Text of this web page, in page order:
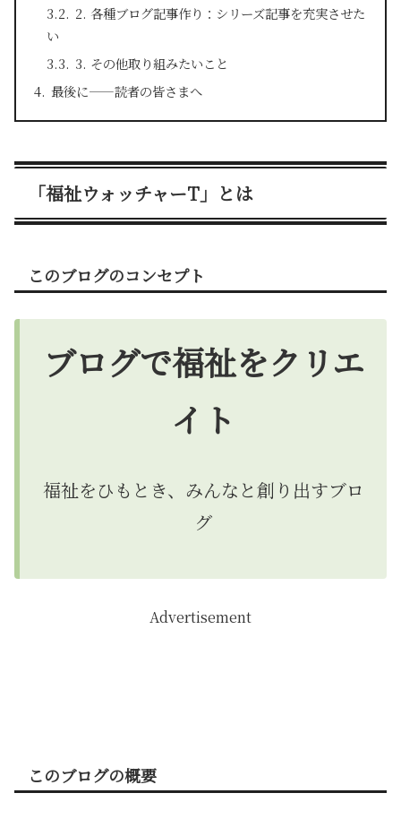
2. 各種ブログ記事作り：シリーズ記事を充実させた
い
3. その他取り組みたいこと
最後に——読者の皆さまへ
「福祉ウォッチャーT」とは
このブログのコンセプト
ブログで福祉をクリエ
イト
福祉をひもとき、みんなと創り出すブロ
グ
Advertisement
このブログの概要